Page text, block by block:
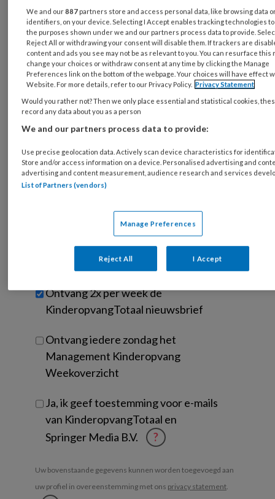
Maak gratis een account aan en lees 2
artikelen gratis per maand
Al een account of abonnement?Log dan in
is
e-
mailadres?
* *
je
wachtwoord* *
Kies
organisatie
je?
Untitled
Ontvang 2x per week de
KinderopvangTotaal nieuwsbrief
Ontvang iedere zondag het
Management Kinderopvang
Weekoverzicht
Ja, ik geef toestemming voor e-mails
van KinderopvangTotaal en
Springer Media B.V.
?
Uw bovenstaande gegevens kunnen worden toegevoegd aan
uw profiel in overeenstemming met ons privacy statement.
We and our887 partners store and access personal data, like browsing data
identifiers, on your device. Selecting I Accept enables tracking technologies
the purposes shown under we and our partners process data to provide.
Reject All or withdrawing your consent will disable them. If trackers are
content and ads you see may not be as relevant to you. You can resurface this
change your choices or withdraw consent at any time by clicking the Manage
Preferences link on the bottom of the webpage. Your choices will have effect
Website. For more details, refer to our Privacy Policy. Privacy Statement
Would you rather not? Then we only place essential and statistical cookies,
record any data about you as a person
We and our partners process data to provide:
Use precise geolocation data. Actively scan device characteristics for
Store and/or access information on a device. Personalised advertising and
advertising and content measurement, audience research and services
List of Partners (vendors)
Manage Preferences
Reject All I Accept